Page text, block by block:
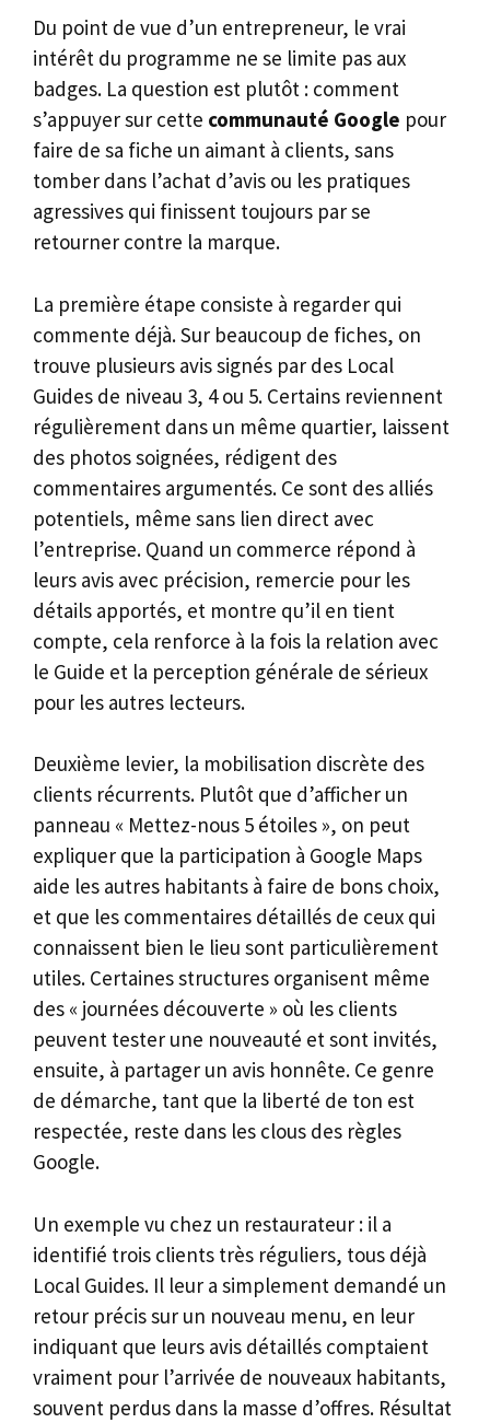
Du point de vue d’un entrepreneur, le vrai
intérêt du programme ne se limite pas aux
badges. La question est plutôt : comment
s’appuyer sur cette communauté Google pour
faire de sa fiche un aimant à clients, sans
tomber dans l’achat d’avis ou les pratiques
agressives qui finissent toujours par se
retourner contre la marque.
La première étape consiste à regarder qui
commente déjà. Sur beaucoup de fiches, on
trouve plusieurs avis signés par des Local
Guides de niveau 3, 4 ou 5. Certains reviennent
régulièrement dans un même quartier, laissent
des photos soignées, rédigent des
commentaires argumentés. Ce sont des alliés
potentiels, même sans lien direct avec
l’entreprise. Quand un commerce répond à
leurs avis avec précision, remercie pour les
détails apportés, et montre qu’il en tient
compte, cela renforce à la fois la relation avec
le Guide et la perception générale de sérieux
pour les autres lecteurs.
Deuxième levier, la mobilisation discrète des
clients récurrents. Plutôt que d’afficher un
panneau « Mettez-nous 5 étoiles », on peut
expliquer que la participation à Google Maps
aide les autres habitants à faire de bons choix,
et que les commentaires détaillés de ceux qui
connaissent bien le lieu sont particulièrement
utiles. Certaines structures organisent même
des « journées découverte » où les clients
peuvent tester une nouveauté et sont invités,
ensuite, à partager un avis honnête. Ce genre
de démarche, tant que la liberté de ton est
respectée, reste dans les clous des règles
Google.
Un exemple vu chez un restaurateur : il a
identifié trois clients très réguliers, tous déjà
Local Guides. Il leur a simplement demandé un
retour précis sur un nouveau menu, en leur
indiquant que leurs avis détaillés comptaient
vraiment pour l’arrivée de nouveaux habitants,
souvent perdus dans la masse d’offres. Résultat